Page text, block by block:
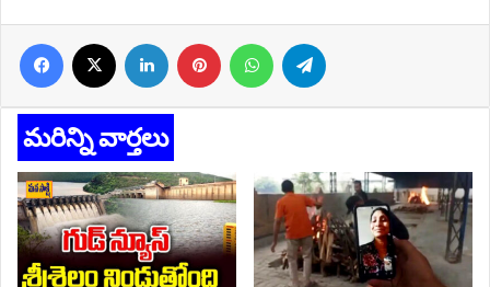
Facebook LinkedIn Pinterest WhatsApp
మరిన్ని వార్తలు